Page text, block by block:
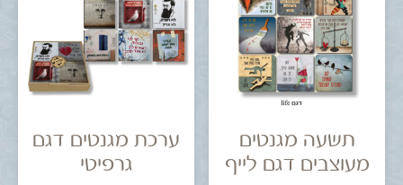
תשעה מגנטים
מעוצבים דגם לייף
ערכת מגנטים דגם
גרפיטי